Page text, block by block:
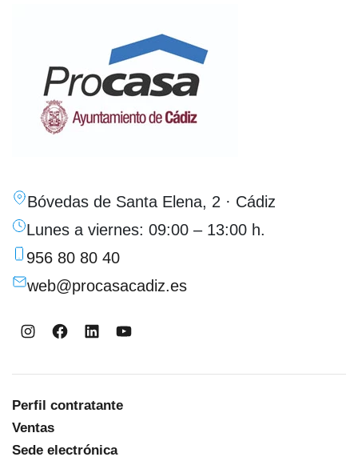
Bóvedas de Santa Elena, 2 · Cádiz
Lunes a viernes: 09:00 – 13:00 h.
956 80 80 40
web@procasacadiz.es
Instagram
Facebook
LinkedInYouTube
Perfil contratante
Ventas
Sede electrónica